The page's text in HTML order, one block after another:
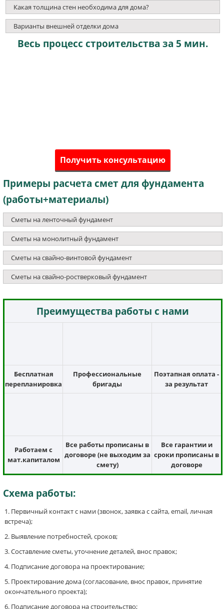
Какая толщина стен необходима для дома?
Варианты внешней отделки дома
Весь процесс строительства за 5 мин.
Получить консультацию
Примеры расчета смет для фундамента
(работы+материалы)
Сметы на ленточный фундамент
Сметы на монолитный фундамент
Сметы на свайно-винтовой фундамент
Сметы на свайно-ростверковый фундамент
Преимущества работы с нами
Бесплатная
перепланировка
Профессиональные
бригады
Поэтапная оплата -
за результат
Работаем с
мат.капиталом
Все работы прописаны в
договоре (не выходим за
смету)
Все гарантии и
сроки прописаны в
договоре
Схема работы:
Первичный контакт с нами (звонок, заявка с сайта, email, личная
встреча);
Выявление потребностей, сроков;
Составление сметы, уточнение деталей, внос правок;
Подписание договора на проектирование;
Проектирование дома (согласование, внос правок, принятие
окончательного проекта);
Подписание договора на строительство;